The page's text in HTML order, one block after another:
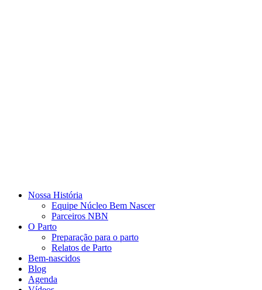
Nossa História
Equipe Núcleo Bem Nascer
Parceiros NBN
O Parto
Preparação para o parto
Relatos de Parto
Bem-nascidos
Blog
Agenda